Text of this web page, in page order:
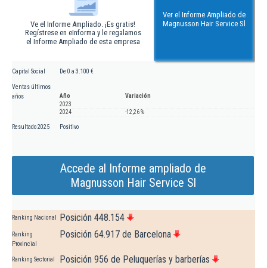
Ve el Informe Ampliado. ¡Es gratis!
Regístrese en eInforma y le regalamos
el Informe Ampliado de esta empresa
Ver el Informe Ampliado de
Magnusson Hair Service Sl
Capital Social De 0 a 3.100 €
Ventas últimos
años
Año
Variación
2023
2024
-12,26 %
Resultado 2025 Positivo
Accede al Informe ampliado de
Magnusson Hair Service Sl
Ranking Nacional Posición 448.154
Ranking
Provincial
Posición 64.917 de Barcelona
Ranking Sectorial Posición 956 de Peluquerías y barberías